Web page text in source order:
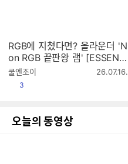
RGB에 지쳤다면? 올라운더 'N
on RGB 끝판왕 램' [ESSENC
ORE KLEVV DDR56000 CL
30 BOLT V 패키지 서린]
쿨엔조이
작
26.07.16.
공감
3
오늘의 동영상